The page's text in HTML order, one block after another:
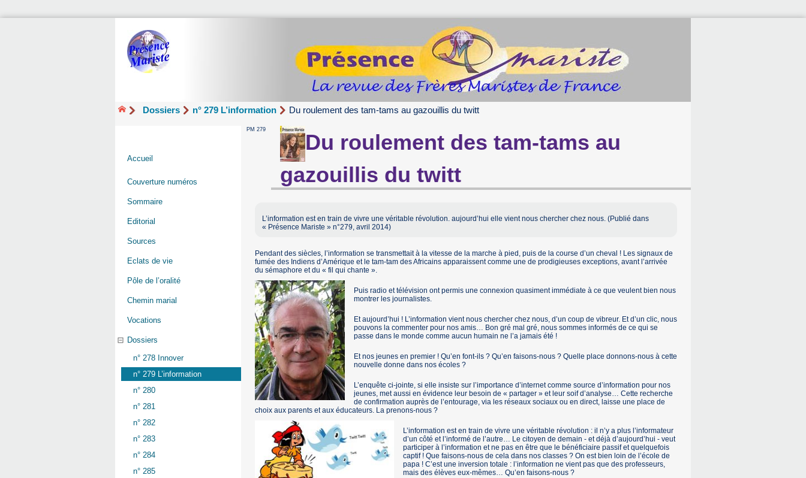
Dossiers n° 279 L’information Du roulement des tam-tams au gazouillis du twitt
PM 279
Du roulement des tam-tams au
gazouillis du twitt
L’information est en train de vivre une véritable révolution. aujourd’hui elle vient nous chercher chez nous. (Publié dans
« Présence Mariste » n°279, avril 2014)
Pendant des siècles, l’information se transmettait à la vitesse de la marche à pied, puis de la course d’un cheval ! Les signaux de
fumée des Indiens d’Amérique et le tam-tam des Africains apparaissent comme une de prodigieuses exceptions, avant l’arrivée
du sémaphore et du « fil qui chante ».
Puis radio et télévision ont permis une connexion quasiment immédiate à ce que veulent bien nous
montrer les journalistes.
Et aujourd’hui ! L’information vient nous chercher chez nous, d’un coup de vibreur. Et d’un clic, nous
pouvons la commenter pour nos amis… Bon gré mal gré, nous sommes informés de ce qui se
passe dans le monde comme aucun humain ne l’a jamais été !
Et nos jeunes en premier ! Qu’en font-ils ? Qu’en faisons-nous ? Quelle place donnons-nous à cette
nouvelle donne dans nos écoles ?
L’enquête ci-jointe, si elle insiste sur l’importance d’internet comme source d’information pour nos
jeunes, met aussi en évidence leur besoin de « partager » et leur soif d’analyse… Cette recherche
de confirmation auprès de l’entourage, via les réseaux sociaux ou en direct, laisse une place de
choix aux parents et aux éducateurs. La prenons-nous ?
L’information est en train de vivre une véritable révolution : il n’y a plus l’informateur
d’un côté et l’informé de l’autre… Le citoyen de demain - et déjà d’aujourd’hui - veut
participer à l’information et ne pas en être que le bénéficiaire passif et quelquefois
captif ! Que faisons-nous de cela dans nos classes ? On est bien loin de l’école de
papa ! C’est une inversion totale : l’information ne vient pas que des professeurs,
mais des élèves eux-mêmes… Qu’en faisons-nous ?
Accueil
Couverture numéros
Sommaire
Editorial
Sources
Eclats de vie
Pôle de l’oralité
Chemin marial
Vocations
Dossiers
n° 278 Innover
n° 279 L’information
n° 280
n° 281
n° 282
n° 283
n° 284
n° 285